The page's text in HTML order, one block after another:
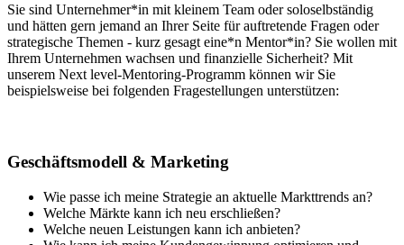
Sie sind Unternehmer*in mit kleinem Team oder soloselbständig
und hätten gern jemand an Ihrer Seite für auftretende Fragen oder
strategische Themen - kurz gesagt eine*n Mentor*in? Sie wollen mit
Ihrem Unternehmen wachsen und finanzielle Sicherheit? Mit
unserem Next level-Mentoring-Programm können wir Sie
beispielsweise bei folgenden Fragestellungen unterstützen:
Geschäftsmodell & Marketing
Wie passe ich meine Strategie an aktuelle Markttrends an?
Welche Märkte kann ich neu erschließen?
Welche neuen Leistungen kann ich anbieten?